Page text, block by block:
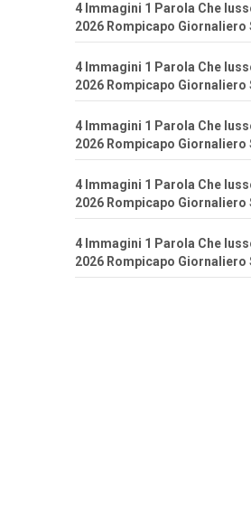
4 Immagini 1 Parola Che
2026 Rompicapo Giornaliero
4 Immagini 1 Parola Che
2026 Rompicapo Giornaliero
4 Immagini 1 Parola Che
2026 Rompicapo Giornaliero
4 Immagini 1 Parola Che
2026 Rompicapo Giornaliero
4 Immagini 1 Parola Che
2026 Rompicapo Giornaliero